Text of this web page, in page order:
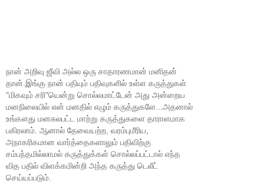
நான் அறிவு ஜீவி அல்ல ஒரு சாதாரணமான் மனிதன்
தான்.இங்கு நான் பதியும் பதிவுகளில் உள்ள கருத்துகள்
"மிகவும் சரி"யென்று சொல்லமாட்டேன் அது அன்றைய
மனநிலையில் என் மனதில் எழும் கருத்துகளே...அதனால்
உங்களது மனசுலபட்ட மாற்று கருத்துகளை தாராளமாக
பகிரலாம். ஆனால் தேவையற்ற, வரம்புமீரிய,
அநாகரிகமான வார்த்தைகளாலும் பதிவிற்கு
சம்பந்தமில்லாமல் கருத்துக்கள் சொல்லப்பட்டால் எந்த
வித பதில் விளக்கமின்றி அந்த கருத்து டெலீட்
செய்யப்படும்.